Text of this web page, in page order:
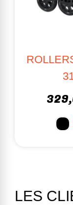
TWISTER
LES